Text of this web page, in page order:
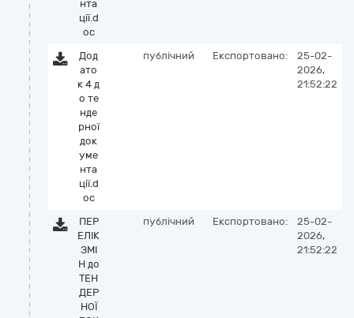
нта
ції.d
oc
Дод
ато
к 4 д
о те
нде
рної
док
уме
нта
ції.d
oc
публічний Експортовано:
25-02-
2026,
21:52:22
ПЕР
ЕЛІК
ЗМІ
Н до
ТЕН
ДЕР
НОЇ
публічний Експортовано:
25-02-
2026,
21:52:22